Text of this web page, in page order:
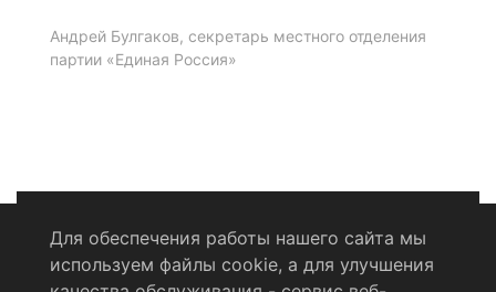
Андрей Булгаков, секретарь местного отделения
партии «Единая Россия»
Политика конфиденциальности
Для обеспечения работы нашего сайта мы
используем файлы cookie, а для улучшения